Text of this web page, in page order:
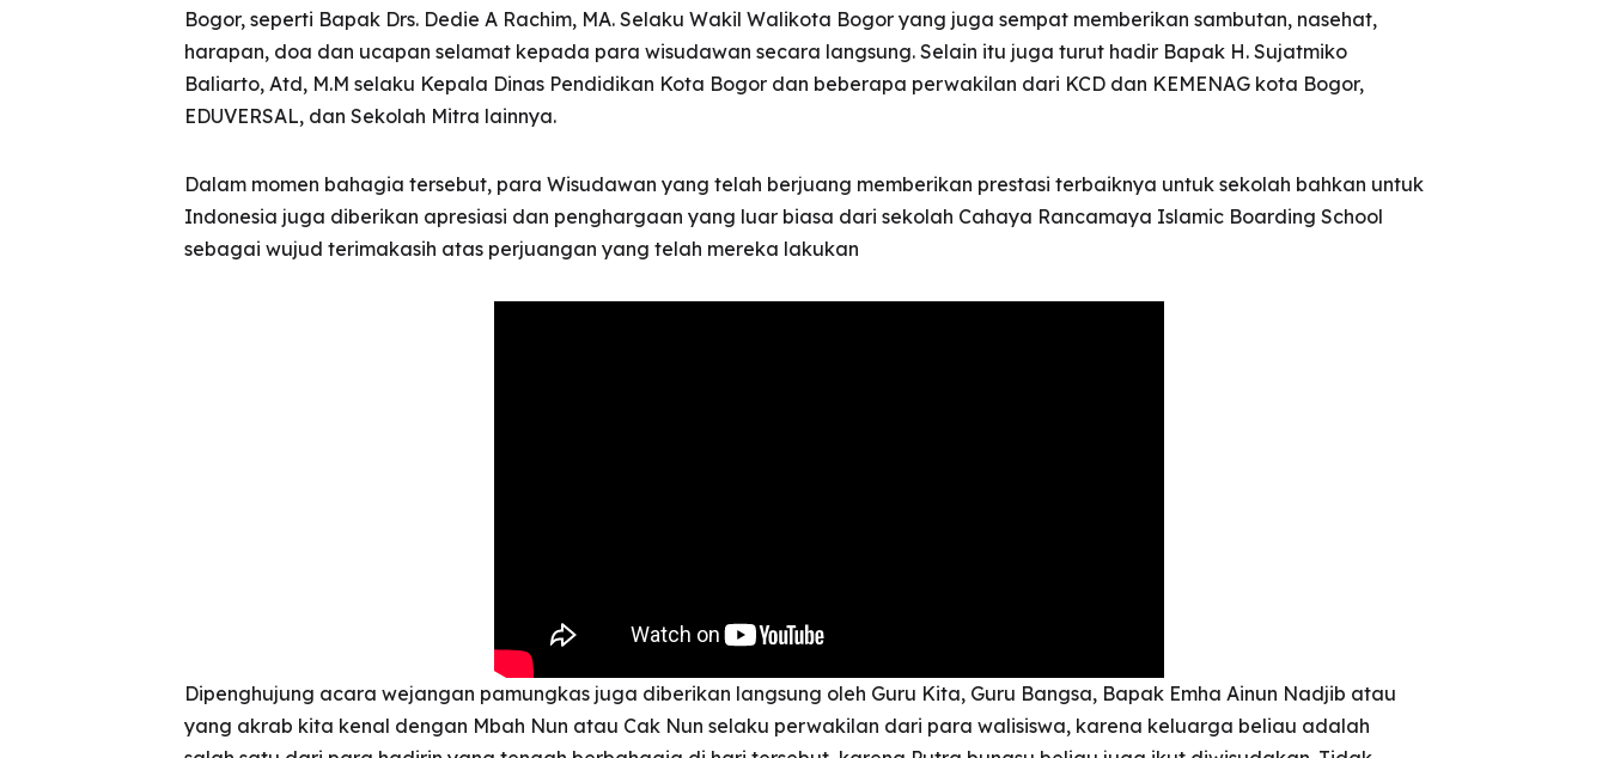
Bogor, seperti Bapak Drs. Dedie A Rachim, MA. Selaku Wakil Walikota Bogor yang juga sempat memberikan sambutan, nasehat,
harapan, doa dan ucapan selamat kepada para wisudawan secara langsung. Selain itu juga turut hadir Bapak H. Sujatmiko
Baliarto, Atd, M.M selaku Kepala Dinas Pendidikan Kota Bogor dan beberapa perwakilan dari KCD dan KEMENAG kota Bogor,
EDUVERSAL, dan Sekolah Mitra lainnya.
Dalam momen bahagia tersebut, para Wisudawan yang telah berjuang memberikan prestasi terbaiknya untuk sekolah bahkan untuk
Indonesia juga diberikan apresiasi dan penghargaan yang luar biasa dari sekolah Cahaya Rancamaya Islamic Boarding School
sebagai wujud terimakasih atas perjuangan yang telah mereka lakukan
Dipenghujung acara wejangan pamungkas juga diberikan langsung oleh Guru Kita, Guru Bangsa, Bapak Emha Ainun Nadjib atau
yang akrab kita kenal dengan Mbah Nun atau Cak Nun selaku perwakilan dari para walisiswa, karena keluarga beliau adalah